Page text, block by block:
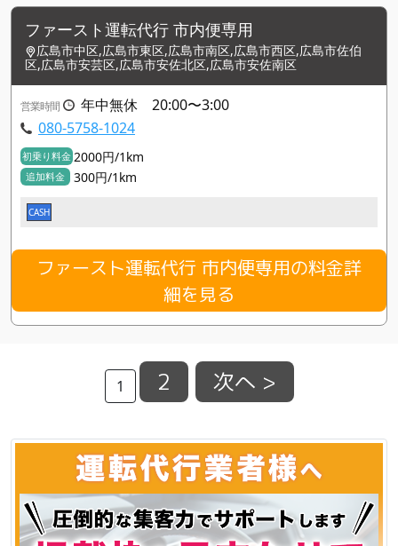
ファースト運転代行 市内便専用
広島市中区,広島市東区,広島市南区,広島市西区,広島市佐伯
区,広島市安芸区,広島市安佐北区,広島市安佐南区
営業時間
年中無休 20:00〜3:00
080-5758-1024
初乗り料金 2000円/1km
追加料金 300円/1km
CASH
ファースト運転代行 市内便専用の料金詳
細を見る
1 2 次へ >